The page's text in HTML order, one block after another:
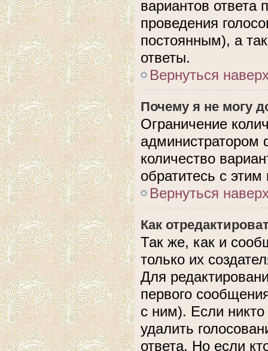
вариантов ответа
проведения
постоянным), а
ответы.
Вернуться
Почему я не могу
Ограничение
количество
обратитесь с
Вернуться
Как
Так же, как и
только их
Для
первого
с ним). Если
удалить
ответа. Но если